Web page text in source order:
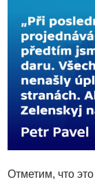
Отметим, что